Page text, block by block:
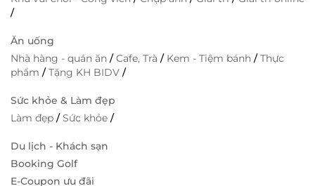
/
Ăn uống
Nhà hàng - quán ăn /Cafe, Trà / Kem - Tiệm bánh /Thực
phẩm /Tặng KH BIDV /
Sức khỏe & Làm đẹp
Làm đẹp /Sức khỏe /
Du lịch - Khách sạn
Booking Golf
E-Coupon ưu đãi